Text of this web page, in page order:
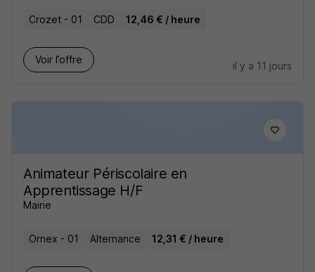
Crozet - 01 CDD 12,46 € / heure
Voir l’offre
il y a 11 jours
Animateur Périscolaire en
Apprentissage H/F
Mairie
Ornex - 01 Alternance 12,31 € / heure